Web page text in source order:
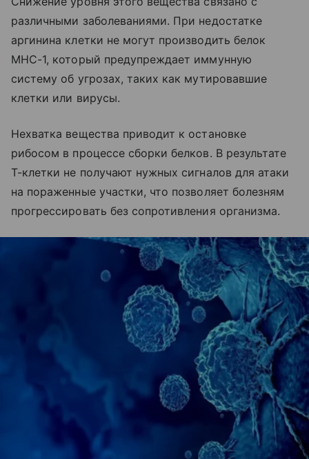
различными заболеваниями. При недостатке
аргинина клетки не могут производить белок
MHC-1, который предупреждает иммунную
систему об угрозах, таких как мутировавшие
клетки или вирусы.
Нехватка вещества приводит к остановке
рибосом в процессе сборки белков. В результате
Т-клетки не получают нужных сигналов для атаки
на пораженные участки, что позволяет болезням
прогрессировать без сопротивления организма.